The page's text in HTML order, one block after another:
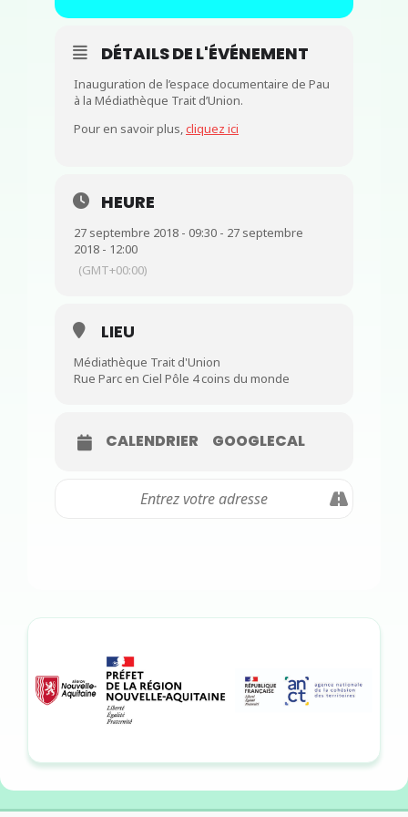
DÉTAILS DE L'ÉVÉNEMENT
Inauguration de l’espace documentaire de Pau
à la Médiathèque Trait d’Union.
Pour en savoir plus,cliquez ici
HEURE
27 septembre 2018 - 09:30 - 27 septembre
2018 - 12:00
(GMT+00:00)
LIEU
Médiathèque Trait d'Union
Rue Parc en Ciel Pôle 4 coins du monde
CALENDRIER GOOGLECAL